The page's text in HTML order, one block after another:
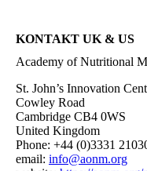
KONTAKT UK & US
Academy of Nutritional
St. John’s Innovation
Cowley Road
Cambridge CB4 0WS
United Kingdom
Phone: +44 (0)3331
email: info@aonm.org